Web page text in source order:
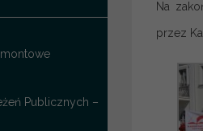
Publicznych –
Na
przez